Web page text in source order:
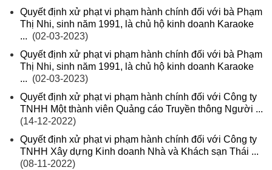
Quyết định xử phạt vi phạm hành chính đối với bà Phạm
Thị Nhi, sinh năm 1991, là chủ hộ kinh doanh Karaoke
... (02-03-2023)
Quyết định xử phạt vi phạm hành chính đối với bà Phạm
Thị Nhi, sinh năm 1991, là chủ hộ kinh doanh Karaoke
... (02-03-2023)
Quyết định xử phạt vi phạm hành chính đối với Công ty
TNHH Một thành viên Quảng cáo Truyền thông Người ...
(14-12-2022)
Quyết định xử phạt vi phạm hành chính đối với Công ty
TNHH Xây dựng Kinh doanh Nhà và Khách sạn Thái ...
(08-11-2022)